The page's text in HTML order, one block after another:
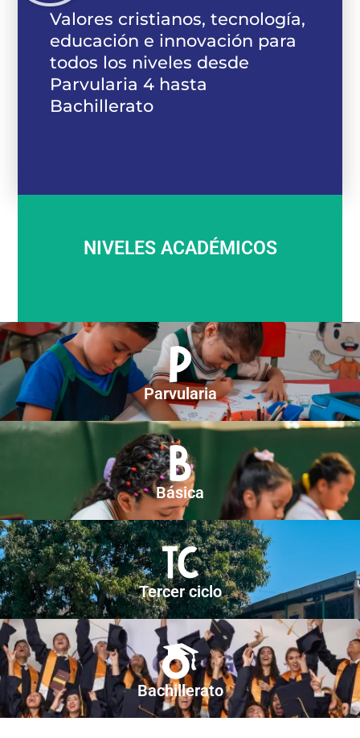
Valores cristianos, tecnología,
educación e innovación para
todos los niveles desde
Parvularia 4 hasta
Bachillerato
NIVELES ACADÉMICOS
Parvularia
Básica
Tercer ciclo
Bachillerato